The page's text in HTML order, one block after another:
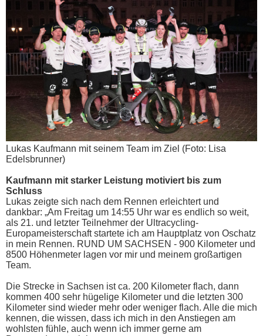
Lukas Kaufmann mit seinem Team im Ziel (Foto: Lisa
Edelsbrunner)
Kaufmann mit starker Leistung motiviert bis zum
Schluss
Lukas zeigte sich nach dem Rennen erleichtert und
dankbar: „Am Freitag um 14:55 Uhr war es endlich so weit,
als 21. und letzter Teilnehmer der Ultracycling-
Europameisterschaft startete ich am Hauptplatz von Oschatz
in mein Rennen. RUND UM SACHSEN - 900 Kilometer und
8500 Höhenmeter lagen vor mir und meinem großartigen
Team.
Die Strecke in Sachsen ist ca. 200 Kilometer flach, dann
kommen 400 sehr hügelige Kilometer und die letzten 300
Kilometer sind wieder mehr oder weniger flach. Alle die mich
kennen, die wissen, dass ich mich in den Anstiegen am
wohlsten fühle, auch wenn ich immer gerne am